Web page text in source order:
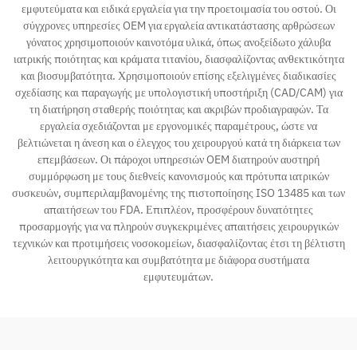
εμφυτεύματα και ειδικά εργαλεία για την προετοιμασία του οστού. Οι
σύγχρονες υπηρεσίες OEM για εργαλεία αντικατάστασης αρθρώσεων
γόνατος χρησιμοποιούν καινοτόμα υλικά, όπως ανοξείδωτο χάλυβα
ιατρικής ποιότητας και κράματα τιτανίου, διασφαλίζοντας ανθεκτικότητα
και βιοσυμβατότητα. Χρησιμοποιούν επίσης εξελιγμένες διαδικασίες
σχεδίασης και παραγωγής με υπολογιστική υποστήριξη (CAD/CAM) για
τη διατήρηση σταθερής ποιότητας και ακριβών προδιαγραφών. Τα
εργαλεία σχεδιάζονται με εργονομικές παραμέτρους, ώστε να
βελτιώνεται η άνεση και ο έλεγχος του χειρουργού κατά τη διάρκεια των
επεμβάσεων. Οι πάροχοι υπηρεσιών OEM διατηρούν αυστηρή
συμμόρφωση με τους διεθνείς κανονισμούς και πρότυπα ιατρικών
συσκευών, συμπεριλαμβανομένης της πιστοποίησης ISO 13485 και των
απαιτήσεων του FDA. Επιπλέον, προσφέρουν δυνατότητες
προσαρμογής για να πληρούν συγκεκριμένες απαιτήσεις χειρουργικών
τεχνικών και προτιμήσεις νοσοκομείων, διασφαλίζοντας έτσι τη βέλτιστη
λειτουργικότητα και συμβατότητα με διάφορα συστήματα
εμφυτευμάτων.